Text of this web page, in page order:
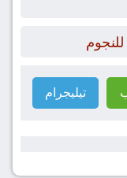
للنجوم
تيليجرام